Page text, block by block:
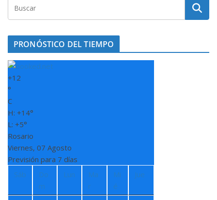
PRONÓSTICO DEL TIEMPO
+12
°
C
H: +14°
L: +5°
Rosario
Viernes, 07 Agosto
Previsión para 7 días
Sáb
Do
m
Lun
Ma
r
Mi
é
Jue